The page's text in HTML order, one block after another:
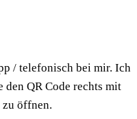
/ telefonisch bei mir. Ich
den QR Code rechts mit
zu öffnen.